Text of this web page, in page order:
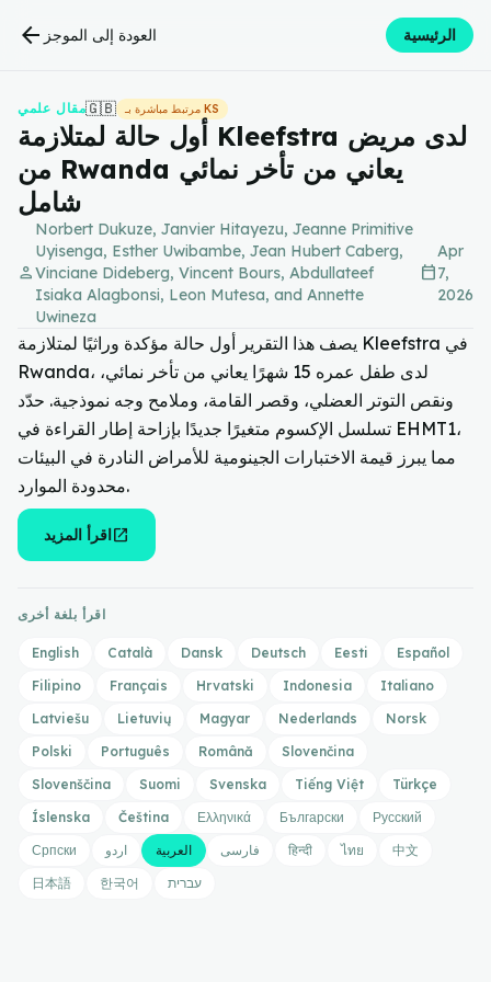
arrow_back العودة إلى الموجز الرئيسية
مقال علمي🇬🇧 مرتبط مباشرة بـ KS
أول حالة لمتلازمة Kleefstra لدى مريض
من Rwanda يعاني من تأخر نمائي
شامل
person
Norbert Dukuze, Janvier Hitayezu, Jeanne Primitive
Uyisenga, Esther Uwibambe, Jean Hubert Caberg,
Vinciane Dideberg, Vincent Bours, Abdullateef
Isiaka Alagbonsi, Leon Mutesa, and Annette
Uwineza
calendar_today
Apr
7,
2026
يصف هذا التقرير أول حالة مؤكدة وراثيًا لمتلازمة Kleefstra في
Rwanda، لدى طفل عمره 15 شهرًا يعاني من تأخر نمائي،
ونقص التوتر العضلي، وقصر القامة، وملامح وجه نموذجية. حدّد
تسلسل الإكسوم متغيرًا جديدًا بإزاحة إطار القراءة في EHMT1،
مما يبرز قيمة الاختبارات الجينومية للأمراض النادرة في البيئات
محدودة الموارد.
اقرأ المزيدopen_in_new
اقرأ بلغة أخرى
English Català Dansk Deutsch Eesti
Español
Filipino
Français Hrvatski Indonesia
Italiano
Latviešu
Lietuvių Magyar Nederlands
Norsk
Polski
Português Română
Slovenčina
Slovenščina
Suomi Svenska Tiếng Việt
Türkçe
Íslenska
Čeština Ελληνικά Български
Русский
Српски
اردو العربية فارسی हिन्दी ไทย
中文
日本語
한국어 עברית